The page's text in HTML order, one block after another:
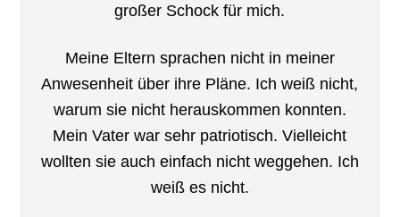
großer Schock für mich.
Meine Eltern sprachen nicht in meiner
Anwesenheit über ihre Pläne. Ich weiß nicht,
warum sie nicht herauskommen konnten.
Mein Vater war sehr patriotisch. Vielleicht
wollten sie auch einfach nicht weggehen. Ich
weiß es nicht.